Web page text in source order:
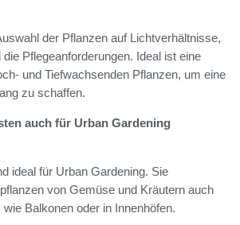
der Pflanzen auf Lichtverhältnisse,
Pflegeanforderungen. Ideal ist eine
und Tiefwachsenden Pflanzen, um eine
zu schaffen.
auch für Urban Gardening
ideal für Urban Gardening. Sie
von Gemüse und Kräutern auch
Balkonen oder in Innenhöfen.